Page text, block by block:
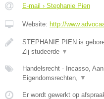
E-mail › Stephanie Pien
Website: http://
STEPHANIE PIEN is
Zij studeerde ▼
Handelsrecht - Incasso,
Eigendomsrechten,
▼
Er wordt gewerkt op